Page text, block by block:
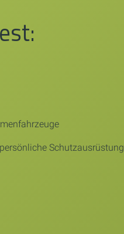
Schutzausrüstung